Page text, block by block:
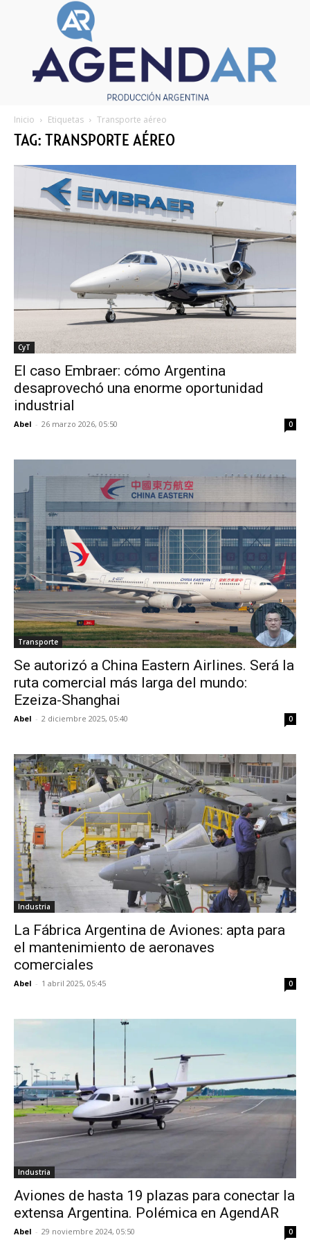
Inicio Etiquetas Transporte aéreo
TAG: TRANSPORTE AÉREO
CyT
El caso Embraer: cómo Argentina
desaprovechó una enorme oportunidad
industrial
Abel - 26 marzo 2026, 05:50 0
Transporte
Se autorizó a China Eastern Airlines. Será la
ruta comercial más larga del mundo:
Ezeiza-Shanghai
Abel - 2 diciembre 2025, 05:40 0
Industria
La Fábrica Argentina de Aviones: apta para
el mantenimiento de aeronaves
comerciales
Abel - 1 abril 2025, 05:45 0
Industria
Aviones de hasta 19 plazas para conectar la
extensa Argentina. Polémica en AgendAR
Abel - 29 noviembre 2024, 05:50 0